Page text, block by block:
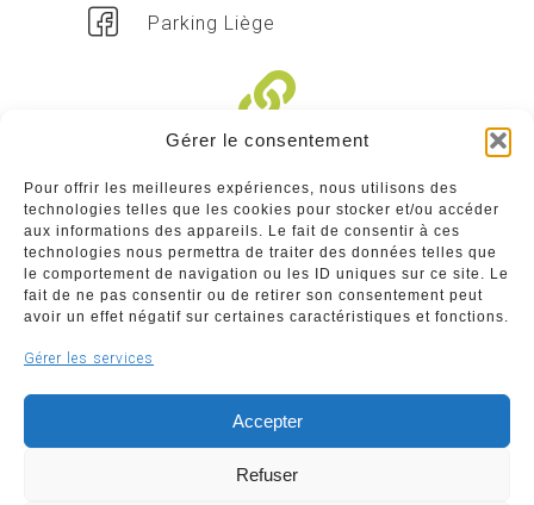
Gérer le consentement
Pour offrir les meilleures expériences, nous utilisons des
technologies telles que les cookies pour stocker et/ou accéder
aux informations des appareils. Le fait de consentir à ces
technologies nous permettra de traiter des données telles que
le comportement de navigation ou les ID uniques sur ce site. Le
fait de ne pas consentir ou de retirer son consentement peut
avoir un effet négatif sur certaines caractéristiques et fonctions.
Gérer les services
Accepter
Refuser
Parking Liège
Commerçants
Annuaire des commerçants : insérez gratuitement
votre activité dans notre annuaire sur notre site ci-
dessous